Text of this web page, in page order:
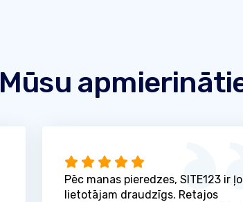
Mūsu
Pēc manas pieredzes, SITE123 ir
lietotājam draudzīgs. Retajos